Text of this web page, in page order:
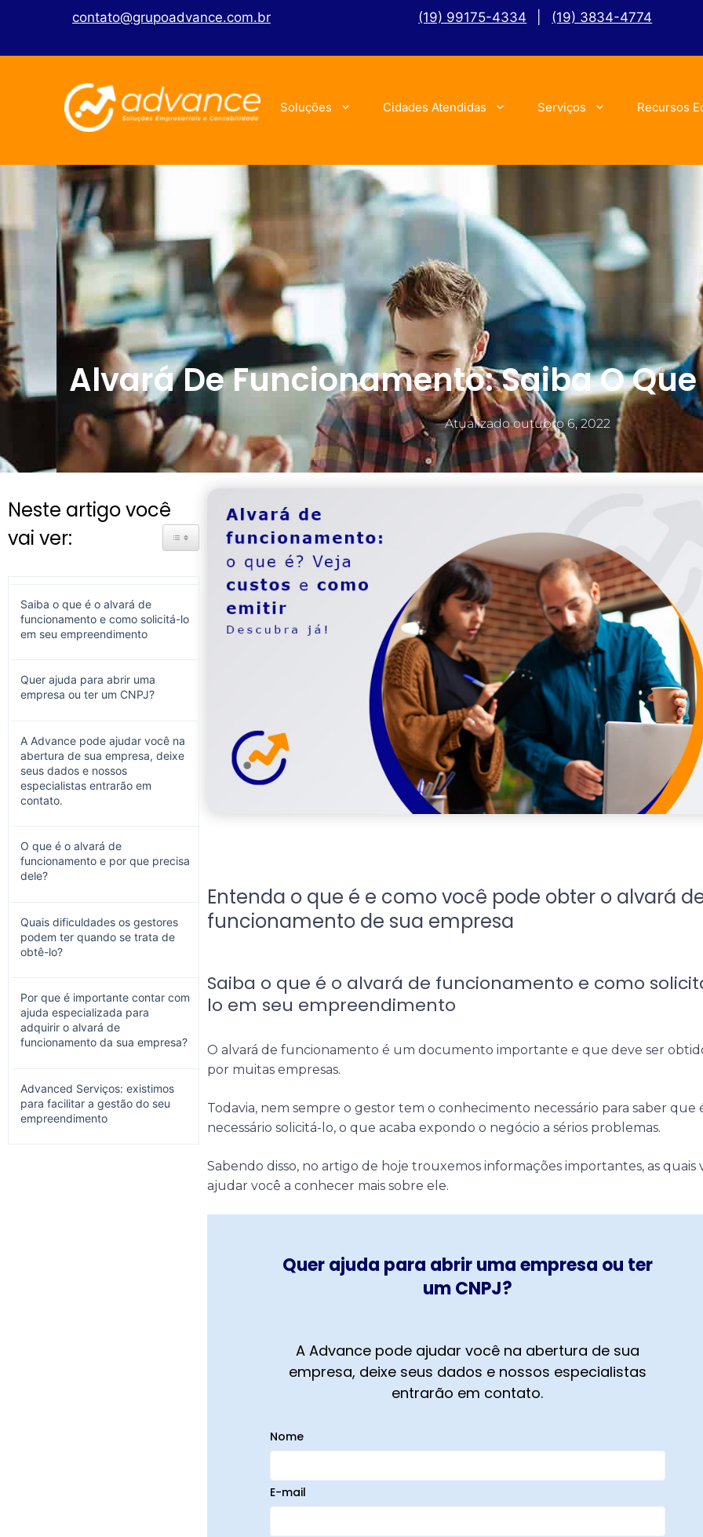
contato@grupoadvance.com.br (19) 99175-4334 (19) 3834-4774
Soluções Cidades Atendidas Serviços Recursos
Alvará De Funcionamento: Saiba O Que
Atualizado outubro 6, 2022
Neste artigo você
vai ver:
Toggle Table of Content
Saiba o que é o alvará de
funcionamento e como solicitá-lo
em seu empreendimento
Quer ajuda para abrir uma
empresa ou ter um CNPJ?
A Advance pode ajudar você na
abertura de sua empresa, deixe
seus dados e nossos
especialistas entrarão em
contato.
O que é o alvará de
funcionamento e por que precisa
dele?
Quais dificuldades os gestores
podem ter quando se trata de
obtê-lo?
Por que é importante contar com
ajuda especializada para
adquirir o alvará de
funcionamento da sua empresa?
Advanced Serviços: existimos
para facilitar a gestão do seu
empreendimento
Entenda o que é e como você pode obter o alvará
funcionamento de sua empresa
Saiba o que é o alvará de funcionamento e como
lo em seu empreendimento
O alvará de funcionamento é um documento importante e que deve ser
por muitas empresas.
Todavia, nem sempre o gestor tem o conhecimento necessário para saber que
necessário solicitá-lo, o que acaba expondo o negócio a sérios problemas.
Sabendo disso, no artigo de hoje trouxemos informações importantes, as quais
ajudar você a conhecer mais sobre ele.
Quer ajuda para abrir uma empresa ou ter
um CNPJ?
A Advance pode ajudar você na abertura de sua
empresa, deixe seus dados e nossos especialistas
entrarão em contato.
Nome
E-mail